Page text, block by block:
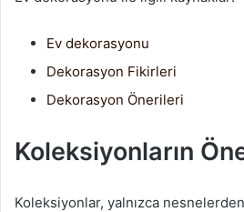
Ev dekorasyonu
Dekorasyon Fikirleri
Dekorasyon Önerileri
Koleksiyonların
Koleksiyonlar, yalnızca